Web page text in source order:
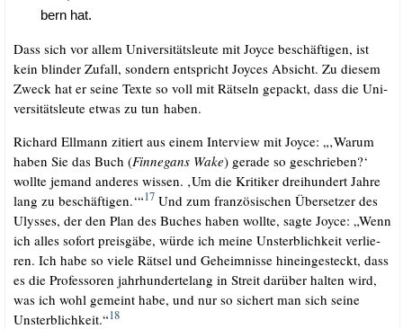
bern hat.
Dass sich vor allem Uni­ver­si­täts­leu­te mit Joy­ce beschäf­ti­gen, ist
kein blin­der Zufall, son­dern ent­spricht Joy­ces Absicht. Zu die­sem
Zweck hat er sei­ne Tex­te so voll mit Rät­seln gepackt, dass die Uni­
ver­si­täts­leu­te etwas zu tun haben.
Richard Ell­mann zitiert aus einem Inter­view mit Joy­ce: „‚War­um
haben Sie das Buch (Fin­ne­gans Wake) gera­de so geschrie­ben?‘
woll­te jemand ande­res wis­sen. ‚Um die Kri­ti­ker drei­hun­dert Jah­re
lang zu beschäf­ti­gen.‘“17Und zum fran­zö­si­schen Über­set­zer des
Ulys­ses, der den Plan des Buches haben woll­te, sag­te Joy­ce: „Wenn
ich alles sofort preis­gä­be, wür­de ich mei­ne Unsterb­lich­keit ver­lie­
ren. Ich habe so vie­le Rät­sel und Geheim­nis­se hin­ein­ge­steckt, dass
es die Pro­fes­so­ren jahr­hun­der­te­lang in Streit dar­über hal­ten wird,
was ich wohl gemeint habe, und nur so sichert man sich sei­ne
Unsterb­lich­keit.“18